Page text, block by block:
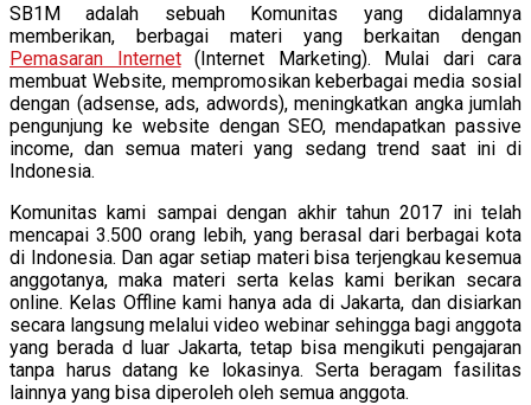
SB1M adalah sebuah Komunitas yang didalamnya
memberikan, berbagai materi yang berkaitan dengan
Pemasaran Internet(Internet Marketing). Mulai dari cara
membuat Website, mempromosikan keberbagai media sosial
dengan (adsense, ads, adwords), meningkatkan angka jumlah
pengunjung ke website dengan SEO, mendapatkan passive
income, dan semua materi yang sedang trend saat ini di
Indonesia.
Komunitas kami sampai dengan akhir tahun 2017 ini telah
mencapai 3.500 orang lebih, yang berasal dari berbagai kota
di Indonesia. Dan agar setiap materi bisa terjengkau kesemua
anggotanya, maka materi serta kelas kami berikan secara
online. Kelas Offline kami hanya ada di Jakarta, dan disiarkan
secara langsung melalui video webinar sehingga bagi anggota
yang berada d luar Jakarta, tetap bisa mengikuti pengajaran
tanpa harus datang ke lokasinya. Serta beragam fasilitas
lainnya yang bisa diperoleh oleh semua anggota.